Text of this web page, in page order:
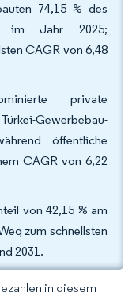
74,15 % des
im Jahr 2025;
CAGR von 6,48
private
Gewerbebau-
öffentliche
CAGR von 6,22
von 42,15 % am
zum schnellsten
2031.
in diesem